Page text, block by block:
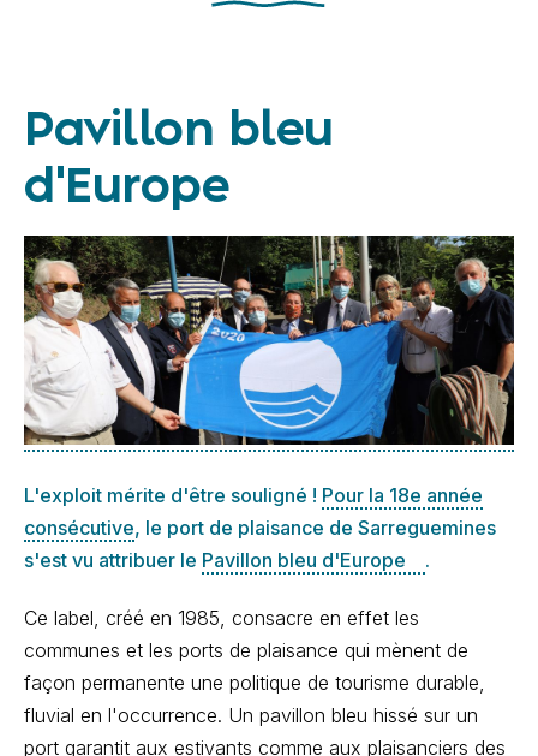
Pavillon bleu
d'Europe
L'exploit mérite d'être souligné ! Pour la 18e année
consécutive, le port de plaisance de Sarreguemines
s'est vu attribuer le Pavillon bleu d'Europe .
Ce label, créé en 1985, consacre en effet les
communes et les ports de plaisance qui mènent de
façon permanente une politique de tourisme durable,
fluvial en l'occurrence. Un pavillon bleu hissé sur un
port garantit aux estivants comme aux plaisanciers des